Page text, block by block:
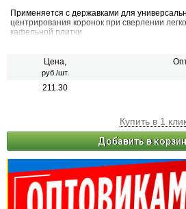
Применяется с державками для
центрирования коронок при сверлении
кафельной плитки
Цена,
руб./шт.
211.30
Купить в 1
Добавить в